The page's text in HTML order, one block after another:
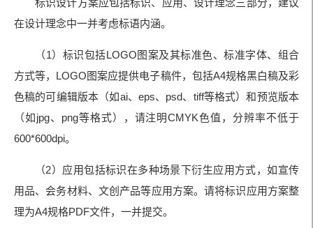
标识设计方案应包括标识、应用、设计理念三部分，建议
在设计理念中一并考虑标语内涵。
（1）标识包括LOGO图案及其标准色、标准字体、组合
方式等，LOGO图案应提供电子稿件，包括A4规格黑白稿及彩
色稿的可编辑版本（如ai、eps、psd、tiff等格式）和预览版本
（如jpg、png等格式），请注明CMYK色值，分辨率不低于
600*600dpi。
（2）应用包括标识在多种场景下衍生应用方式，如宣传
用品、会务材料、文创产品等应用方案。请将标识应用方案整
理为A4规格PDF文件，一并提交。